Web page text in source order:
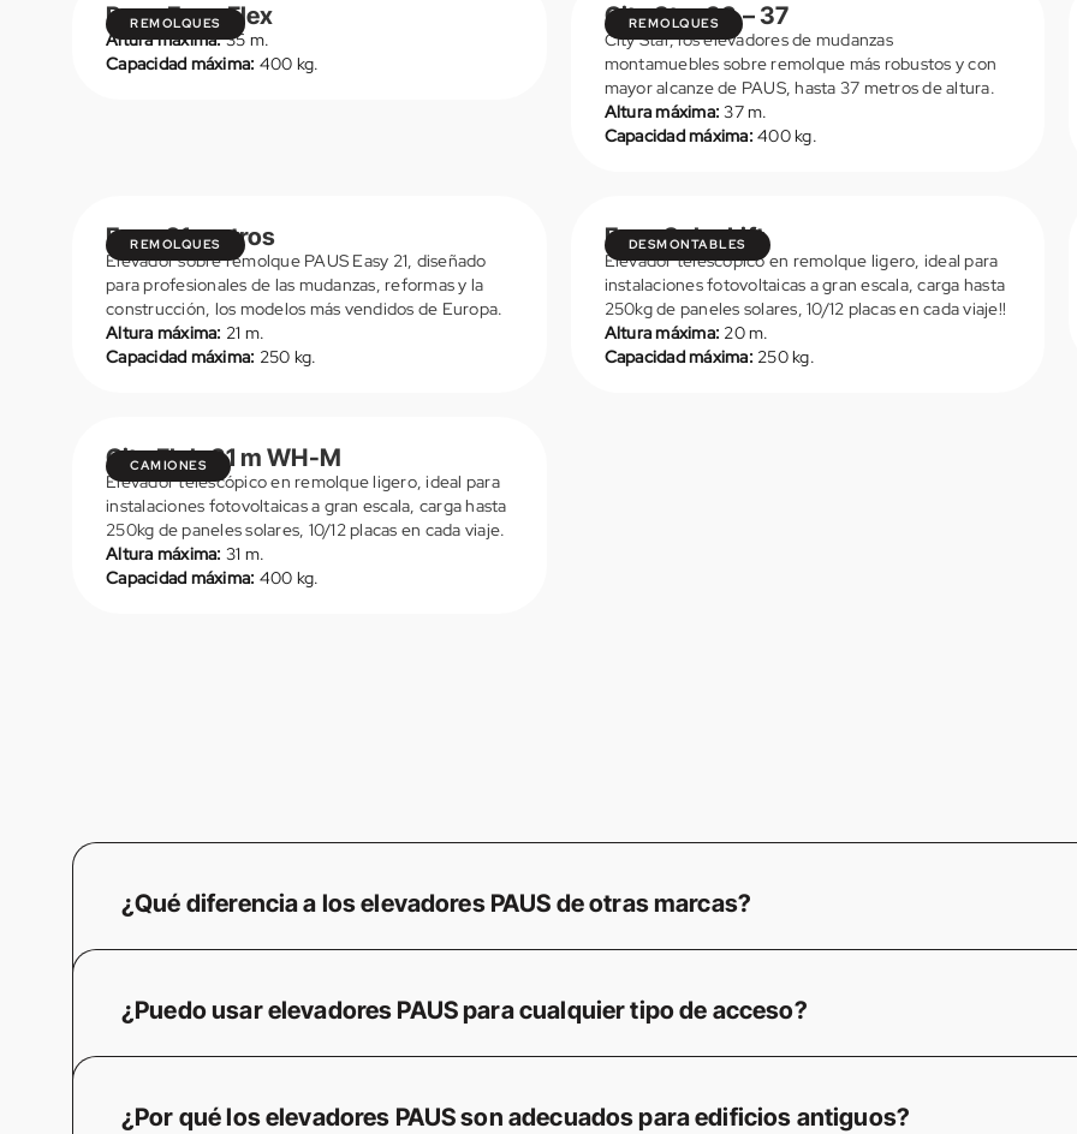
VER DETALLES
REMOLQUES
Paus Easy Flex
Altura máxima:35 m.
Capacidad máxima: 400 kg.
VER DETALLES
REMOLQUES
City Star 33 – 37
City Star, los elevadores de mudanzas
montamuebles sobre remolque más robustos y con
mayor alcanze de PAUS, hasta 37 metros de altura.
Altura máxima:37 m.
Capacidad máxima:400 kg.
VER DETALLES
REMOLQUES
Easy 21 metros
Elevador sobre remolque PAUS Easy 21, diseñado
para profesionales de las mudanzas, reformas y la
construcción, los modelos más vendidos de Europa.
Altura máxima: 21 m.
Capacidad máxima: 250 kg.
DESMONTABLES
Easy Solar Lift
Elevador telescópico en remolque ligero, ideal para
instalaciones fotovoltaicas a gran escala, carga hasta
250kg de paneles solares, 10/12 placas en cada viaje!!
Altura máxima: 20 m.
Capacidad máxima: 250 kg.
CAMIONES
City Floh 31 m WH-M
Elevador telescópico en remolque ligero, ideal para
instalaciones fotovoltaicas a gran escala, carga hasta
250kg de paneles solares, 10/12 placas en cada viaje.
Altura máxima: 31 m.
Capacidad máxima: 400 kg.
¿Qué diferencia a los elevadores PAUS de otras marcas?
¿Puedo usar elevadores PAUS para cualquier tipo de acceso?
¿Por qué los elevadores PAUS son adecuados para edificios antiguos?